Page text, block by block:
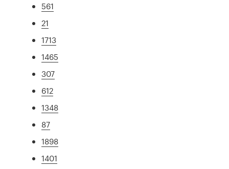
561
21
1713
1465
307
612
1348
87
1898
1401